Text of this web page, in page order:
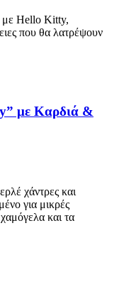
με Hello Kitty,
που θα λατρέψουν
με Καρδιά &
χάντρες και
για μικρές
και τα